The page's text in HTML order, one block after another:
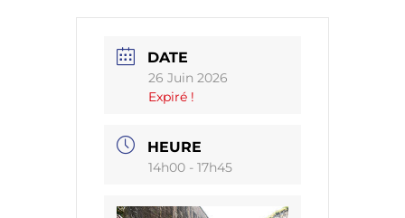
DATE
26 Juin 2026
Expiré !
HEURE
14h00 - 17h45